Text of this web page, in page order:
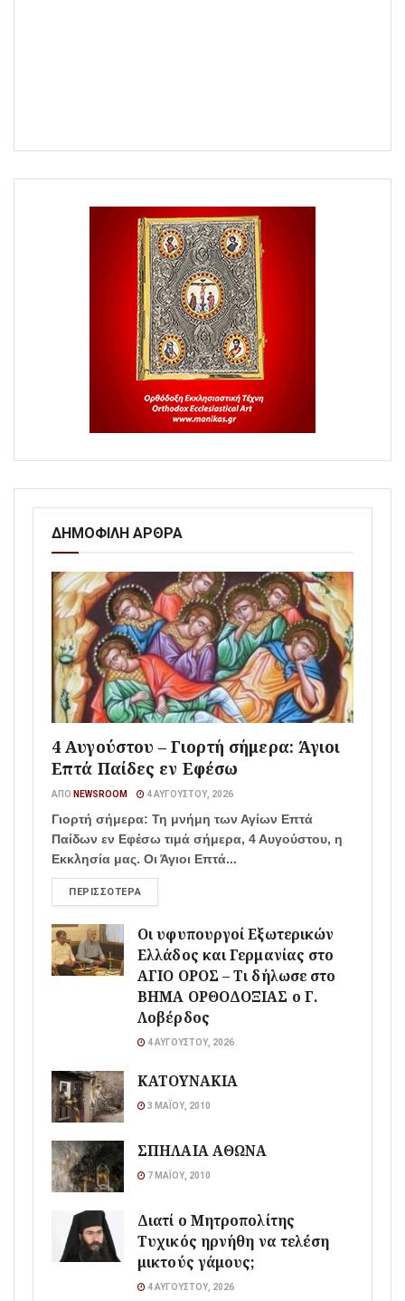
ΔΗΜΟΦΙΛΗ ΑΡΘΡΑ
4 Αυγούστου – Γιορτή σήμερα: Άγιοι
Επτά Παίδες εν Εφέσω
ΑΠΌ NEWSROOM 4 ΑΥΓΟΎΣΤΟΥ, 2026
Γιορτή σήμερα: Τη μνήμη των Αγίων Επτά
Παίδων εν Εφέσω τιμά σήμερα, 4 Αυγούστου, η
Εκκλησία μας. Οι Άγιοι Επτά...
ΠΕΡΙΣΣΌΤΕΡΑ
Οι υφυπουργοί Εξωτερικών
Ελλάδος και Γερμανίας στο
ΑΓΙΟ ΟΡΟΣ – Τι δήλωσε στο
ΒΗΜΑ ΟΡΘΟΔΟΞΙΑΣ ο Γ.
Λοβέρδος
4 ΑΥΓΟΎΣΤΟΥ, 2026
ΚΑΤΟΥΝΑΚΙΑ
3 ΜΑΪ́ΟΥ, 2010
ΣΠΗΛΑΙΑ ΑΘΩΝΑ
7 ΜΑΪ́ΟΥ, 2010
Διατί ο Μητροπολίτης
Τυχικός ηρνήθη να τελέση
μικτούς γάμους;
4 ΑΥΓΟΎΣΤΟΥ, 2026